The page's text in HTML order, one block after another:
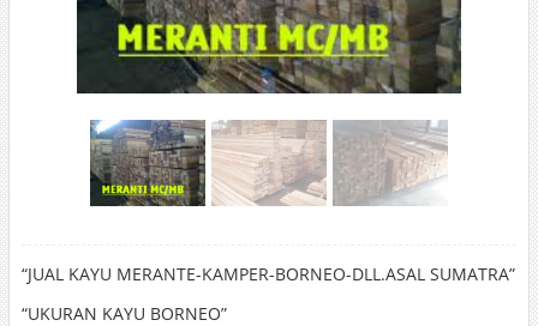
“JUAL KAYU MERANTE-KAMPER-BORNEO-DLL.ASAL SUMATRA”
“UKURAN KAYU BORNEO”